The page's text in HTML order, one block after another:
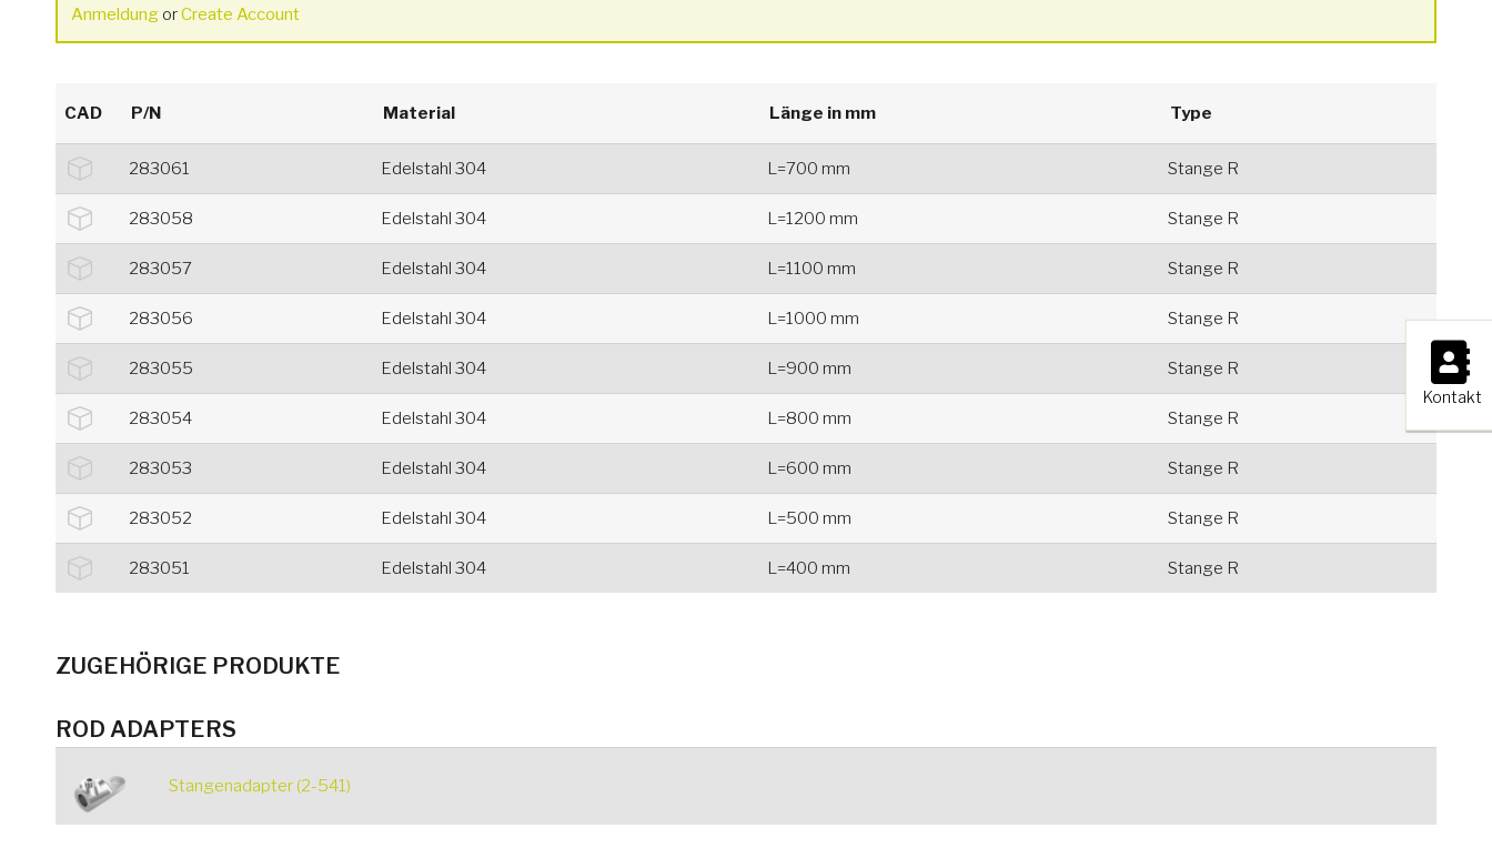
×
Kontakt
Anmeldung orCreate Account
CAD P/N Material Länge in mm Type
283061 Edelstahl 304 L=700 mm Stange R
283058 Edelstahl 304 L=1200 mm Stange R
283057 Edelstahl 304 L=1100 mm Stange R
283056 Edelstahl 304 L=1000 mm Stange R
283055 Edelstahl 304 L=900 mm Stange R
283054 Edelstahl 304 L=800 mm Stange R
283053 Edelstahl 304 L=600 mm Stange R
283052 Edelstahl 304 L=500 mm Stange R
283051 Edelstahl 304 L=400 mm Stange R
ZUGEHÖRIGE PRODUKTE
ROD ADAPTERS
Stangenadapter (2-541)